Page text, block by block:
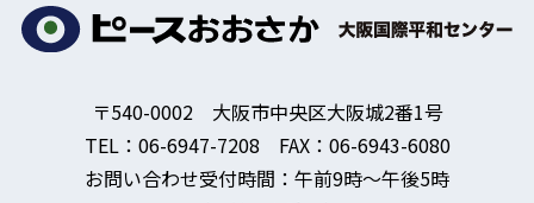
〒540-0002 大阪市中央区大阪城2番1号
TEL：06-6947-7208 FAX：06-6943-6080
お問い合わせ受付時間：午前9時～午後5時